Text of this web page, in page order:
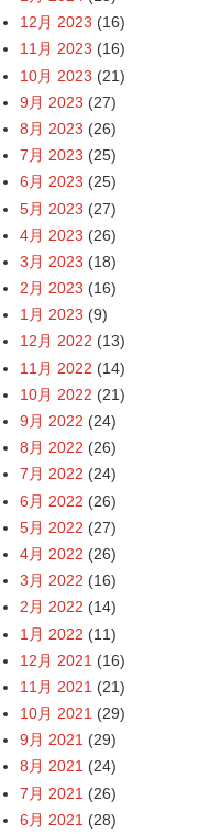
12月 2023 (16)
11月 2023 (16)
10月 2023 (21)
9月 2023 (27)
8月 2023 (26)
7月 2023 (25)
6月 2023 (25)
5月 2023 (27)
4月 2023 (26)
3月 2023 (18)
2月 2023 (16)
1月 2023 (9)
12月 2022 (13)
11月 2022 (14)
10月 2022 (21)
9月 2022 (24)
8月 2022 (26)
7月 2022 (24)
6月 2022 (26)
5月 2022 (27)
4月 2022 (26)
3月 2022 (16)
2月 2022 (14)
1月 2022 (11)
12月 2021 (16)
11月 2021 (21)
10月 2021 (29)
9月 2021 (29)
8月 2021 (24)
7月 2021 (26)
6月 2021 (28)